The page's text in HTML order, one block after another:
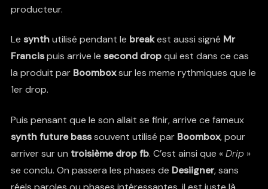
producteur.
Le synthutilisé pendant le breakest aussi signé Mr
Francispuis arrive le second dropqui est dans ce cas
la produit par Boomboxsur les meme rythmiques que le
1er drop.
Puis pensant que le son allait se finir, arrive ce fameux
synth future basssouvent utilisé par Boombox, pour
arriver sur un troisième drop fb. C’est ainsi que «Drip »
se conclu. On passera les phases de Desiigner, sans